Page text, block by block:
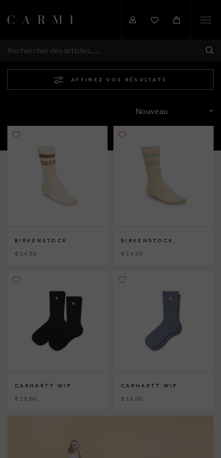
RECHERCHER
AFFINEZ VOS RÉSULTATS
TRIER
BIRKENSTOCK
€ 14,90
BIRKENSTOCK
€ 14,90
CARHARTT WIP
€ 19,00
CARHARTT WIP
€ 15,00